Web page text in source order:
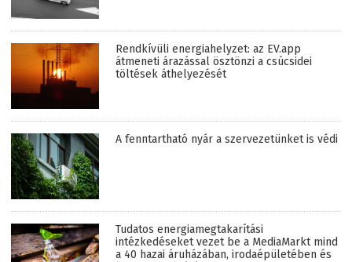
Rendkívüli energiahelyzet: az EV.app
átmeneti árazással ösztönzi a csúcsidei
töltések áthelyezését
A fenntartható nyár a szervezetünket is védi
Tudatos energiamegtakarítási
intézkedéseket vezet be a MediaMarkt mind
a 40 hazai áruházában, irodaépületében és